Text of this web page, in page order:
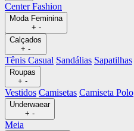
Center Fashion
Moda Feminina
+ -
Calçados
+ -
Tênis Casual Sandálias Sapatilhas
Roupas
+ -
Vestidos Camisetas Camiseta Polo
Underwaear
+ -
Meia